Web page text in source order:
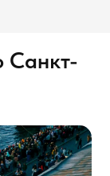
Санкт-